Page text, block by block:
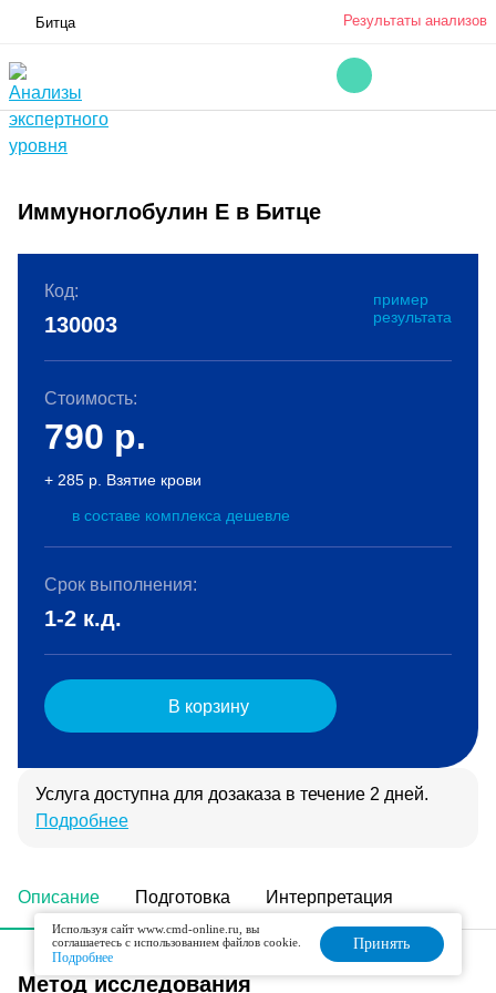
Битца Результаты анализов
Иммуноглобулин Е в Битце
Описание Подготовка Интерпретация
Метод исследования
Код:
пример
результата
130003
Стоимость:
790 р.
+ 285 р. Взятие крови
в составе комплекса дешевле
Срок выполнения:
1-2 к.д.
В корзину
Услуга доступна для дозаказа в течение 2 дней.
Подробнее
Используя сайт www.cmd-online.ru, вы
соглашаетесь с использованием файлов cookie.
Подробнее
Принять